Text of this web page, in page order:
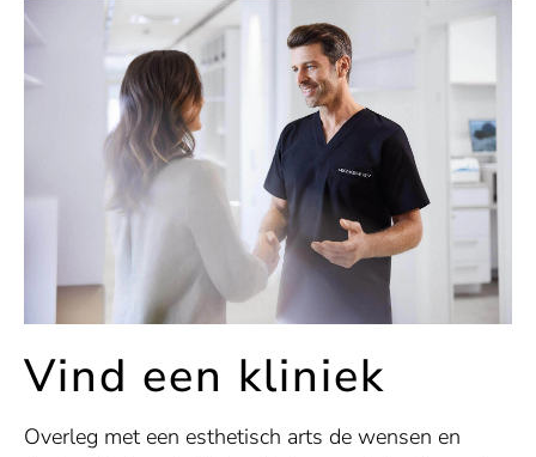
Vind een kliniek
Overleg met een esthetisch arts de wensen en